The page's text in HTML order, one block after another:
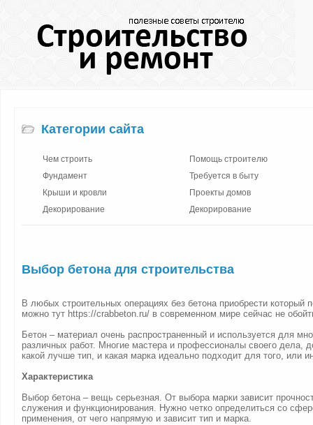
Категории сайта
Чем строить
Фундамент
Крыши и кровли
Декорирование
Помощь строителю
Требуется в быту
Проекты домов
Декорирование
Выбор бетона для строительства
В любых строительных операциях без бетона приобрести который
можно тут https://crabbeton.ru/ в современном мире сейчас не
Бетон – материал очень распространенный и используется для
различных работ. Многие мастера и профессионалы своего дела,
какой лучше тип, и какая марка идеально подходит для того, или
Характеристика
Выбор бетона – вещь серьезная. От выбора марки зависит
служения и функционирования. Нужно четко определиться со
применения, от чего напрямую и зависит тип и марка.